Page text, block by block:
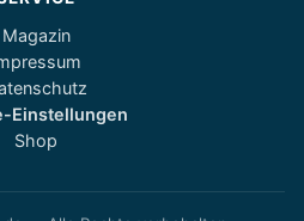
Magazin
Einstellungen
Shop